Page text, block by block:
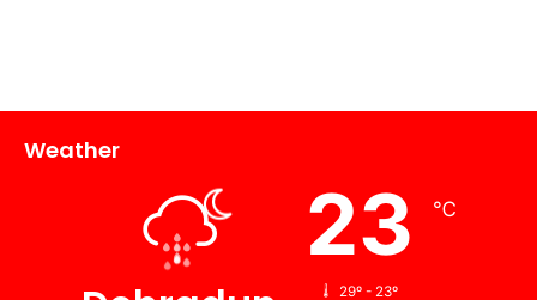
Weather
23 ℃
29º - 23º